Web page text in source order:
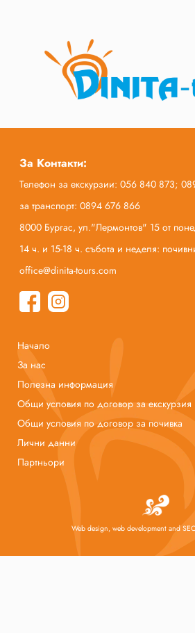
За Контакти:
Телефон за екскурзии: 056 840 873;
за транспорт: 0894 676 866
8000 Бургас, ул."Лермонтов" 15 от
14 ч. и 15-18 ч. събота и неделя:
office@dinita-tours.com
Начало
За нас
Полезна информация
Общи условия по договор за екскурзия
Общи условия по договор за почивка
Лични данни
Партньори
Web design, web development and